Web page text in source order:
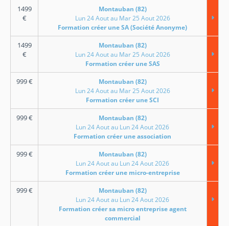
1499
€
Montauban (82)
Lun 24 Aout au Mar 25 Aout 2026
Formation créer une SA (Société Anonyme)
1499
€
Montauban (82)
Lun 24 Aout au Mar 25 Aout 2026
Formation créer une SAS
999€
Montauban (82)
Lun 24 Aout au Mar 25 Aout 2026
Formation créer une SCI
999€
Montauban (82)
Lun 24 Aout au Lun 24 Aout 2026
Formation créer une association
999€
Montauban (82)
Lun 24 Aout au Lun 24 Aout 2026
Formation créer une micro-entreprise
999€
Montauban (82)
Lun 24 Aout au Lun 24 Aout 2026
Formation créer sa micro entreprise agent
commercial